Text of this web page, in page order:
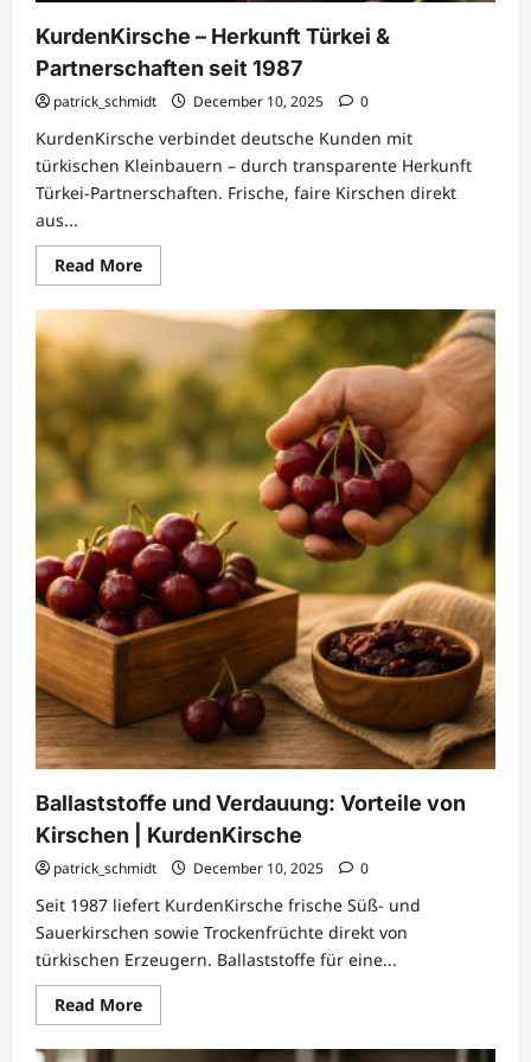
KurdenKirsche – Herkunft Türkei &
Partnerschaften seit 1987
patrick_schmidt December 10, 2025 0
KurdenKirsche verbindet deutsche Kunden mit
türkischen Kleinbauern – durch transparente Herkunft
Türkei-Partnerschaften. Frische, faire Kirschen direkt
aus...
Read MoreRead
more
KurdenKirsche
Herkunft
Türkei
Partnerschaften
1987
Ballaststoffe und Verdauung: Vorteile von
Kirschen | KurdenKirsche
patrick_schmidt December 10, 2025 0
Seit 1987 liefert KurdenKirsche frische Süß- und
Sauerkirschen sowie Trockenfrüchte direkt von
türkischen Erzeugern. Ballaststoffe für eine...
Read MoreRead
more
Ballaststoffe